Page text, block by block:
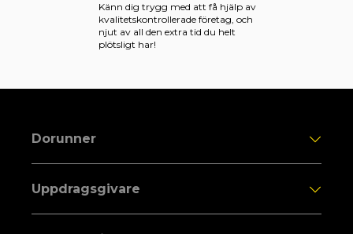
Känn dig trygg med att få hjälp av
kvalitetskontrollerade företag, och
njut av all den extra tid du helt
plötsligt har!
Dorunner
Uppdragsgivare